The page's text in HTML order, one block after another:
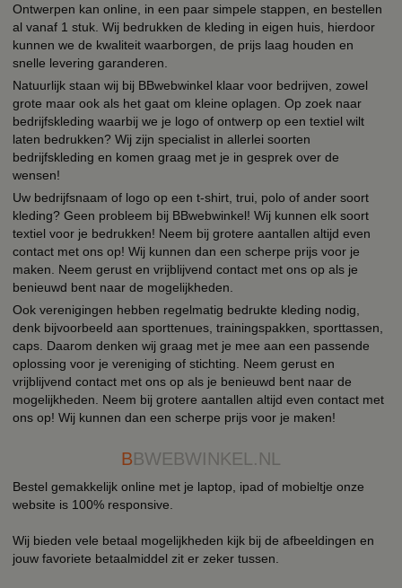
Ontwerpen kan online, in een paar simpele stappen, en bestellen
al vanaf 1 stuk. Wij bedrukken de kleding in eigen huis, hierdoor
kunnen we de kwaliteit waarborgen, de prijs laag houden en
snelle levering garanderen.
Natuurlijk staan wij bij BBwebwinkel klaar voor bedrijven, zowel
grote maar ook als het gaat om kleine oplagen. Op zoek naar
bedrijfskleding waarbij we je logo of ontwerp op een textiel wilt
laten bedrukken? Wij zijn specialist in allerlei soorten
bedrijfskleding en komen graag met je in gesprek over de
wensen!
Uw bedrijfsnaam of logo op een t-shirt, trui, polo of ander soort
kleding? Geen probleem bij BBwebwinkel! Wij kunnen elk soort
textiel voor je bedrukken! Neem bij grotere aantallen altijd even
contact met ons op! Wij kunnen dan een scherpe prijs voor je
maken. Neem gerust en vrijblijvend contact met ons op als je
benieuwd bent naar de mogelijkheden.
Ook verenigingen hebben regelmatig bedrukte kleding nodig,
denk bijvoorbeeld aan sporttenues, trainingspakken, sporttassen,
caps. Daarom denken wij graag met je mee aan een passende
oplossing voor je vereniging of stichting. Neem gerust en
vrijblijvend contact met ons op als je benieuwd bent naar de
mogelijkheden. Neem bij grotere aantallen altijd even contact met
ons op! Wij kunnen dan een scherpe prijs voor je maken!
BBWEBWINKEL.NL
Bestel gemakkelijk online met je laptop, ipad of mobieltje onze
website is 100% responsive.
Wij bieden vele betaal mogelijkheden kijk bij de afbeeldingen en
jouw favoriete betaalmiddel zit er zeker tussen.